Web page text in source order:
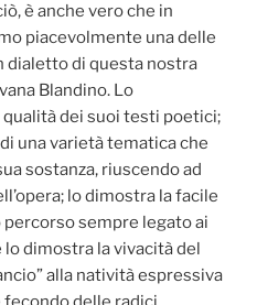
anche vero che in
piacevolmente una delle
dialetto di questa nostra
Blandino. Lo
dei suoi testi poetici;
una varietà tematica che
sostanza, riuscendo ad
lo dimostra la facile
sempre legato ai
lo dimostra la vivacità del
alla natività espressiva